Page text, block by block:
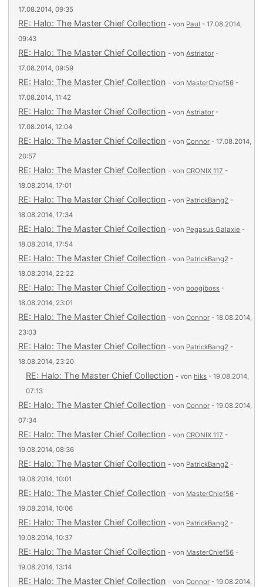
17.08.2014, 09:35
RE: Halo: The Master Chief Collection - von Paul - 17.08.2014,
09:43
RE: Halo: The Master Chief Collection - vonAstriator -
17.08.2014, 09:59
RE: Halo: The Master Chief Collection - von MasterChief56 -
17.08.2014, 11:42
RE: Halo: The Master Chief Collection - vonAstriator -
17.08.2014, 12:04
RE: Halo: The Master Chief Collection - vonConnor - 17.08.2014,
20:57
RE: Halo: The Master Chief Collection - vonCRONIX 117 -
18.08.2014, 17:01
RE: Halo: The Master Chief Collection - von PatrickBang2 -
18.08.2014, 17:34
RE: Halo: The Master Chief Collection - von Pegasus Galaxie -
18.08.2014, 17:54
RE: Halo: The Master Chief Collection - von PatrickBang2 -
18.08.2014, 22:22
RE: Halo: The Master Chief Collection - von boogiboss -
18.08.2014, 23:01
RE: Halo: The Master Chief Collection - vonConnor - 18.08.2014,
23:03
RE: Halo: The Master Chief Collection - von PatrickBang2 -
18.08.2014, 23:20
RE: Halo: The Master Chief Collection - von hiks - 19.08.2014,
07:13
RE: Halo: The Master Chief Collection - vonConnor - 19.08.2014,
07:34
RE: Halo: The Master Chief Collection - vonCRONIX 117 -
19.08.2014, 08:36
RE: Halo: The Master Chief Collection - von PatrickBang2 -
19.08.2014, 10:01
RE: Halo: The Master Chief Collection - von MasterChief56 -
19.08.2014, 10:06
RE: Halo: The Master Chief Collection - von PatrickBang2 -
19.08.2014, 10:37
RE: Halo: The Master Chief Collection - von MasterChief56 -
19.08.2014, 13:14
RE: Halo: The Master Chief Collection - vonConnor - 19.08.2014,